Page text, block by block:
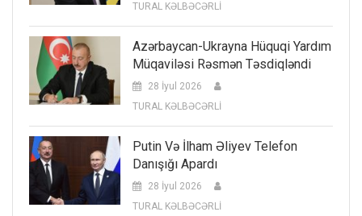
TURAL KƏLBƏCƏRLİ
Azərbaycan-Ukrayna Hüquqi Yardım
Müqaviləsi Rəsmən Təsdiqləndi
28 İyul 2026
TURAL KƏLBƏCƏRLİ
Putin Və İlham Əliyev Telefon
Danışığı Apardı
28 İyul 2026
TURAL KƏLBƏCƏRLİ